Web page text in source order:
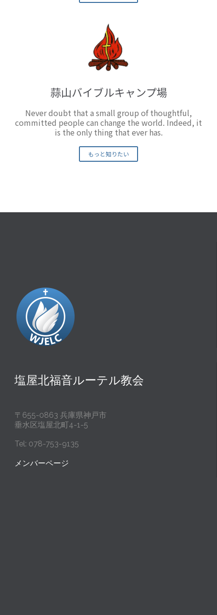
蒜山バイブルキャンプ場
Never doubt that a small group of thoughtful,
committed people can change the world. Indeed, it
is the only thing that ever has.
もっと知りたい
塩屋北福音ルーテル教会
〒655-0863 兵庫県神戸市
垂水区塩屋北町4-1-5
Tel: 078-753-9135
メンバーページ